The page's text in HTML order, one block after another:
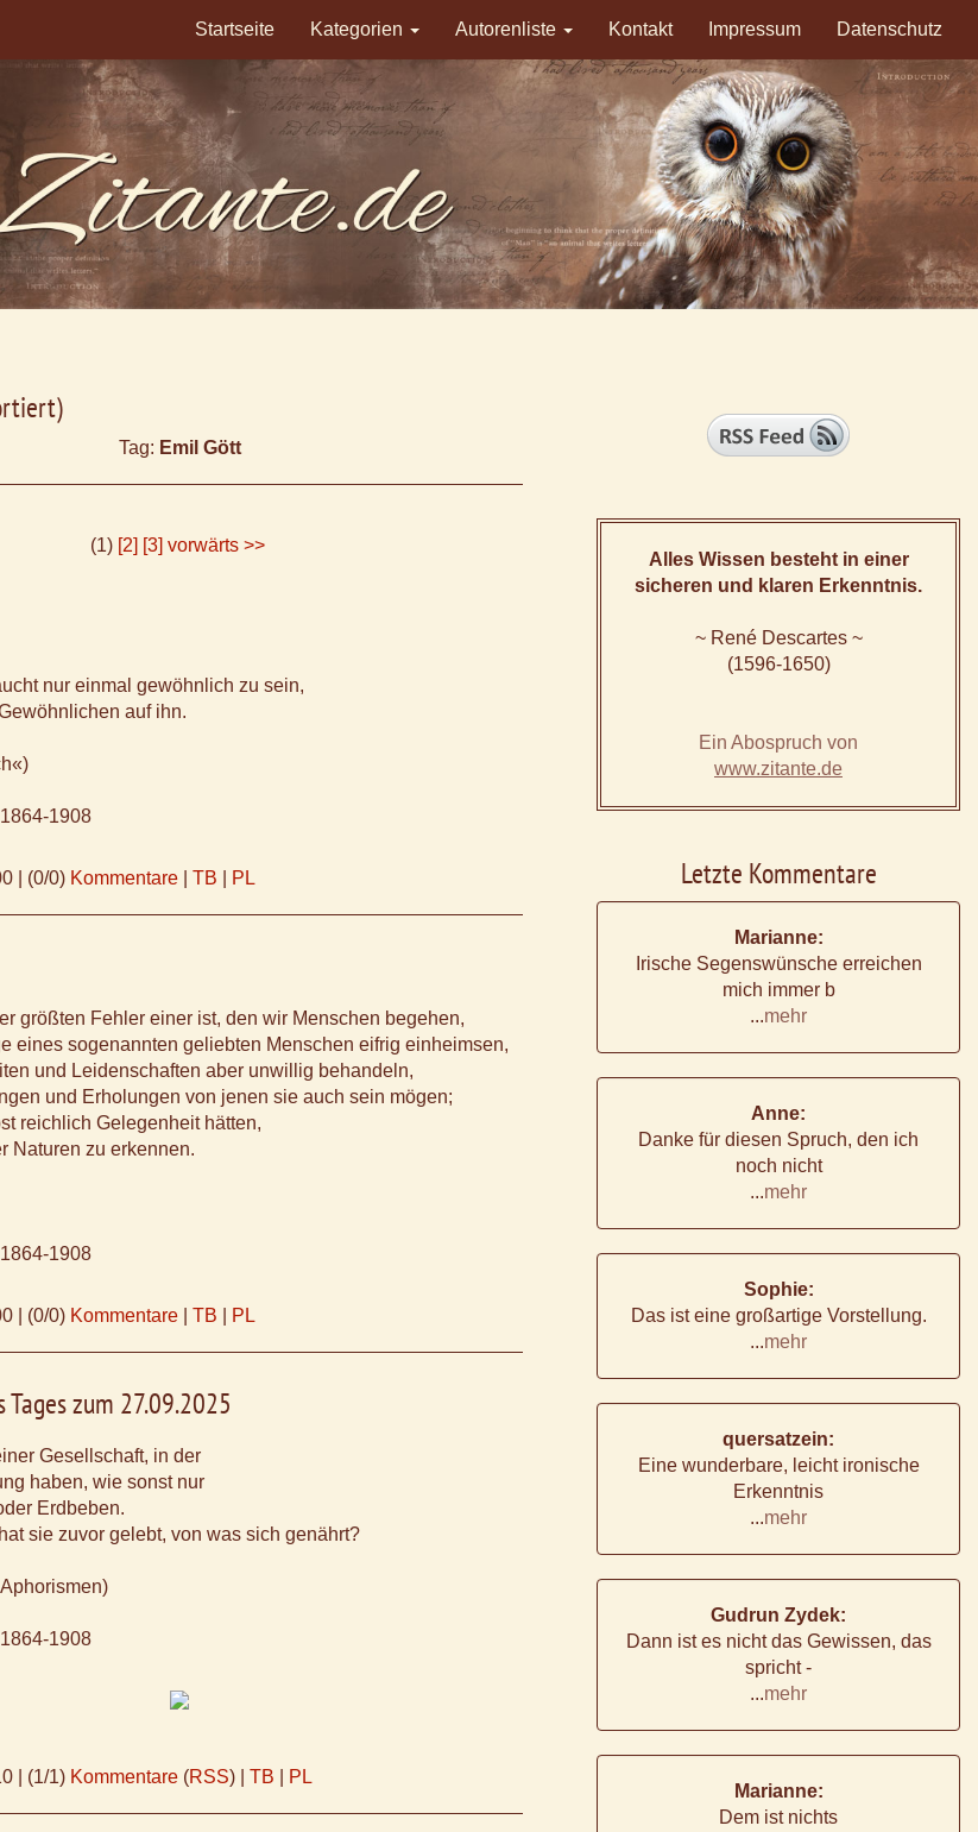
Startseite Kategorien Autorenliste Kontakt Impressum Datenschutz
Tag: Emil Gött
(1) [2] [3] vorwärts >>
nur einmal gewöhnlich zu sein,
auf ihn.
1908
(0/0) Kommentare TB PL
größten Fehler einer ist, den wir Menschen begehen,
eines sogenannten geliebten Menschen eifrig einheimsen,
und Leidenschaften aber unwillig behandeln,
und Erholungen von jenen sie auch sein mögen;
reichlich Gelegenheit hätten,
Naturen zu erkennen.
1908
(0/0) Kommentare TB PL
Tages zum 27.09.2025
Gesellschaft, in der
haben, wie sonst nur
Erdbeben.
sie zuvor gelebt, von was sich genährt?
1908
(1/1) Kommentare (RSS) | TB PL
Alles Wissen besteht in einer
sicheren und klaren Erkenntnis.
~ René Descartes ~
(1596-1650)
Ein Abospruch von
www.zitante.de
Letzte Kommentare
Marianne:
Irische Segenswünsche erreichen
mich immer b
...mehr
Anne:
Danke für diesen Spruch, den ich
noch nicht
...mehr
Sophie:
Das ist eine großartige Vorstellung.
...mehr
quersatzein:
Eine wunderbare, leicht ironische
Erkenntnis
...mehr
Gudrun Zydek:
Dann ist es nicht das Gewissen, das
spricht -
...mehr
Marianne:
Dem ist nichts